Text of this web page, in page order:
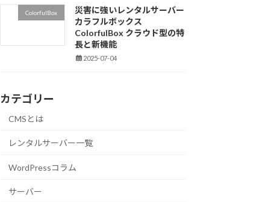
ColorfulBox
災害に強いレンタルサーバー
カラフルボックス
ColorfulBox クラウド型の特
長と新機能
2025-07-04
カテゴリー
CMSとは
レンタルサーバー一覧
WordPressコラム
サーバー